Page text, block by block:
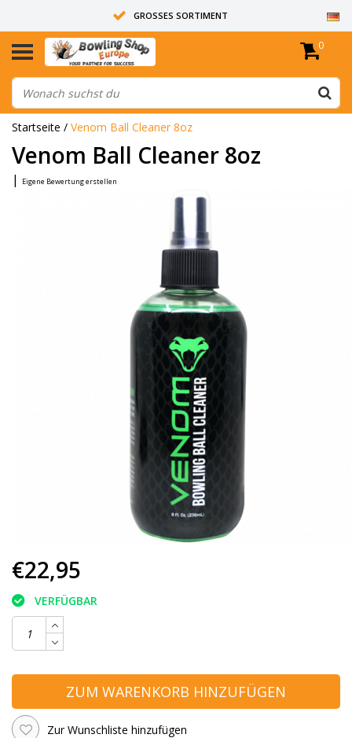
GROSSES SORTIMENT
14 TAGE RÜCKGABERECHT
ALLE BOWLINGKUGELN SIND UNGEBOHRT
0
Startseite / Venom Ball Cleaner 8oz
Venom Ball Cleaner 8oz
| Eigene Bewertung erstellen
€22,95
VERFÜGBAR
ZUM WARENKORB HINZUFÜGEN
Zur Wunschliste hinzufügen